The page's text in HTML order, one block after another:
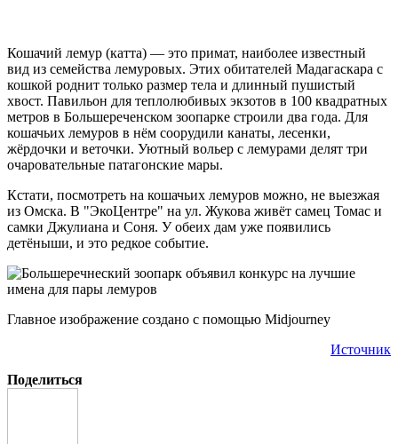
Кошачий лемур (катта) — это примат, наиболее известный
вид из семейства лемуровых. Этих обитателей Мадагаскара с
кошкой роднит только размер тела и длинный пушистый
хвост. Павильон для теплолюбивых экзотов в 100 квадратных
метров в Большереченском зоопарке строили два года. Для
кошачьих лемуров в нём соорудили канаты, лесенки,
жёрдочки и веточки. Уютный вольер с лемурами делят три
очаровательные патагонские мары.
Кстати, посмотреть на кошачьих лемуров можно, не выезжая
из Омска. В "ЭкоЦентре" на ул. Жукова живёт самец Томас и
самки Джулиана и Соня. У обеих дам уже появились
детёныши, и это редкое событие.
Главное изображение создано с помощью Midjourney
Источник
Поделиться